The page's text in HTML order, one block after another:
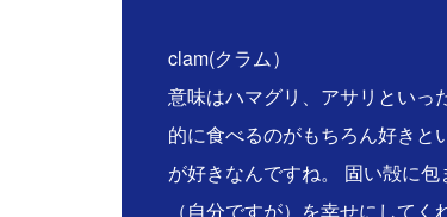
clam(クラム）
意味はハマグリ、アサリといっ
的に食べるのがもちろん好きと
が好きなんですね。 固い殻に
（自分ですが）を幸せにして